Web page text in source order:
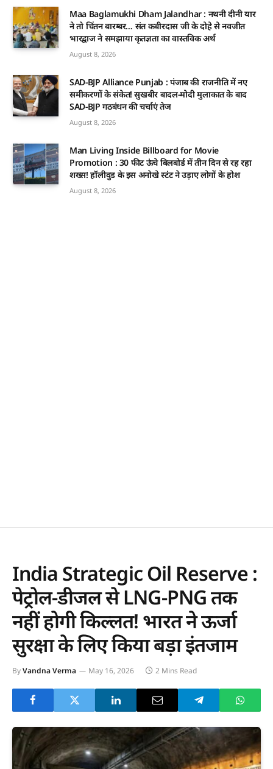
Maa Baglamukhi Dham Jalandhar : नथनी दीनी यार
ने तो चिंतन बारम्बर… संत कबीरदास जी के दोहे से नवजीत
भारद्वाज ने समझाया कृतज्ञता का वास्तविक अर्थ
August 8, 2026
SAD-BJP Alliance Punjab : पंजाब की राजनीति में नए
समीकरणों के संकेत! सुखबीर बादल-मोदी मुलाकात के बाद
SAD-BJP गठबंधन की चर्चाएं तेज
August 8, 2026
Man Living Inside Billboard for Movie
Promotion : 30 फीट ऊंचे बिलबोर्ड में तीन दिन से रह रहा
शख्स! हॉलीवुड के इस अनोखे स्टंट ने उड़ाए लोगों के होश
August 8, 2026
India Strategic Oil Reserve :
पेट्रोल-डीजल से LNG-PNG तक
नहीं होगी किल्लत! भारत ने ऊर्जा
सुरक्षा के लिए किया बड़ा इंतजाम
ByVandna Verma May 16, 2026 2 Mins Read